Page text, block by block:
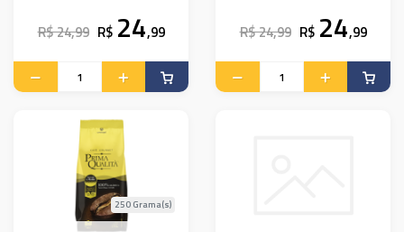
R$ 24,99 R$ 24,99 R$ 24,99 R$ 24,99
250 Grama(s)